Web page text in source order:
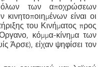
όλων των αποχρώσεων
είναι οι
του Κινήματος προς
κόμμα-κίνημα των
Άρσε), είχαν ψηφίσει τον